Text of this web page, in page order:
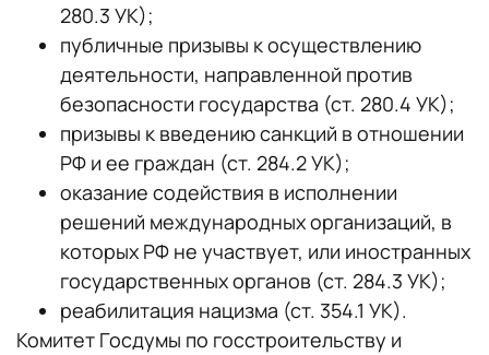
280.3 УК);
публичные призывы к осуществлению
деятельности, направленной против
безопасности государства (ст. 280.4 УК);
призывы к введению санкций в отношении
РФ и ее граждан (ст. 284.2 УК);
оказание содействия в исполнении
решений международных организаций, в
которых РФ не участвует, или иностранных
государственных органов (ст. 284.3 УК);
реабилитация нацизма (ст. 354.1 УК).
Комитет Госдумы по госстроительству и